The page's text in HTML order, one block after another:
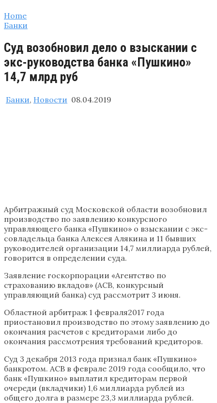
Home
Банки
Суд возобновил дело о взыскании с
экс-руководства банка «Пушкино»
14,7 млрд руб
Банки, Новости 08.04.2019
Арбитражный суд Московской области возобновил
производство по заявлению конкурсного
управляющего банка «Пушкино» о взыскании с экс-
совладельца банка Алексея Алякина и 11 бывших
руководителей организации 14,7 миллиарда рублей,
говорится в определении суда.
Заявление госкорпорации «Агентство по
страхованию вкладов» (АСВ, конкурсный
управляющий банка) суд рассмотрит 3 июня.
Областной арбитраж 1 февраля2017 года
приостановил производство по этому заявлению до
окончания расчетов с кредиторами либо до
окончания рассмотрения требований кредиторов.
Суд 3 декабря 2013 года признал банк «Пушкино»
банкротом. АСВ в феврале 2019 года сообщило, что
банк «Пушкино» выплатил кредиторам первой
очереди (вкладчики) 1,6 миллиарда рублей из
общего долга в размере 23,3 миллиарда рублей.